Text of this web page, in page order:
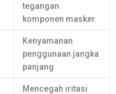
tegangan
komponen masker
Kenyamanan
penggunaan jangka
panjang
Mencegah iritasi